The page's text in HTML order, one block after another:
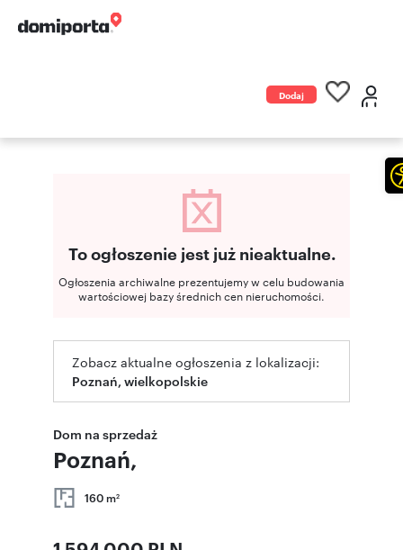
Dodaj
To ogłoszenie jest już nieaktualne.
Ogłoszenia archiwalne prezentujemy w celu budowania
wartościowej bazy średnich cen nieruchomości.
Zobacz aktualne ogłoszenia z lokalizacji:
Poznań, wielkopolskie
Dom na sprzedaż
Poznań,
160 m2